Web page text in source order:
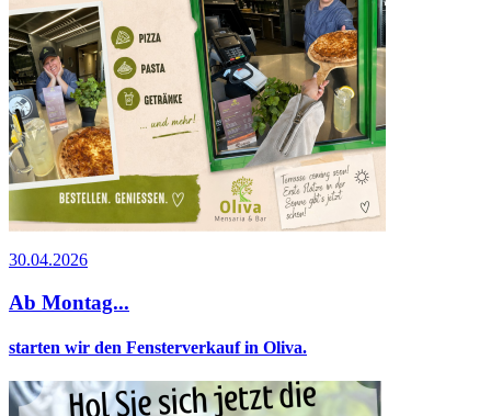
30.04.2026
Ab Montag...
starten wir den Fensterverkauf in Oliva.